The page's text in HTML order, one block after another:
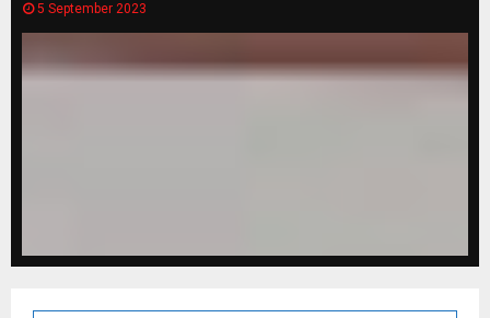
5 September 2023